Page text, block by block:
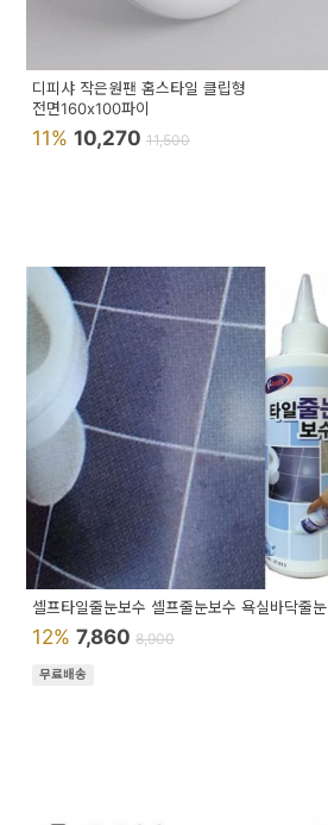
디피샤 작은원팬 홈스타일 클립형
전면160x100파이
11% 10,270 11,500
셀프타일줄눈보수 셀프줄눈보수 욕실바닥줄눈
12% 7,860 8,900
무료배송